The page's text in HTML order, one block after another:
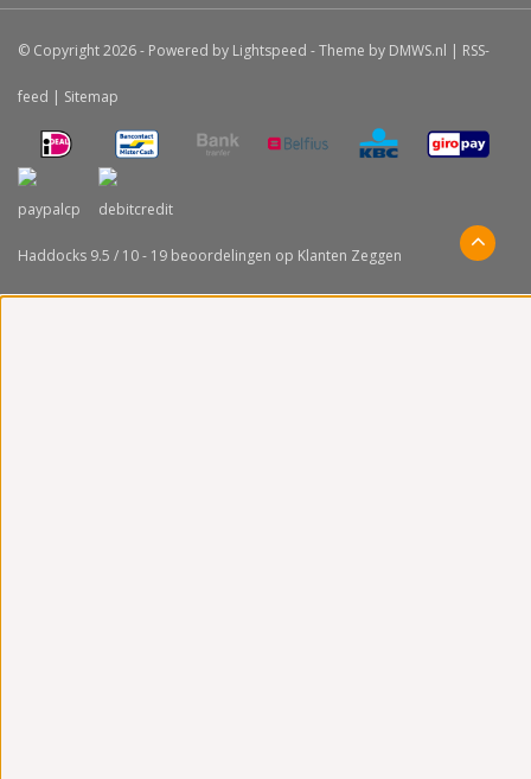
© Copyright 2026 - Powered by Lightspeed - Theme by DMWS.nl | RSS-
feed | Sitemap
Haddocks 9.5 / 10- 19 beoordelingen op Klanten Zeggen